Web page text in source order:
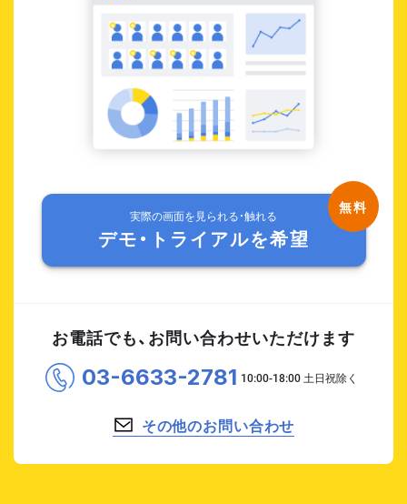
実際の画面を見られる・触れる
デモ・トライアルを希望
お電話でも、お問い合わせいただけます
03-6633-2781
その他のお問い合わせ